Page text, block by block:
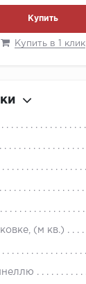
Купить
Купить в 1 клик
(м кв.)